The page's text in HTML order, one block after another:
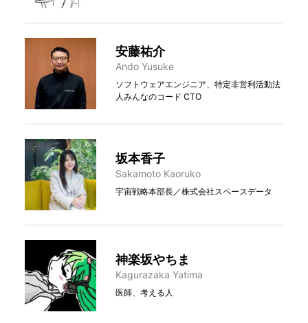
安藤祐介
Ando Yusuke
ソフトウェアエンジニア、特定非営利活動法
人みんなのコード CTO
坂本香子
Sakamoto Kaoruko
宇宙戦略本部長／株式会社スペースデータ
神楽坂やちま
Kagurazaka Yatima
医師、考える人